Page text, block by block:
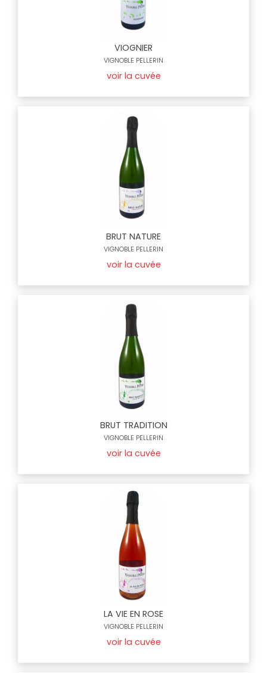
VIOGNIER
VIGNOBLE PELLERIN
voir la cuvée
BRUT NATURE
VIGNOBLE PELLERIN
voir la cuvée
BRUT TRADITION
VIGNOBLE PELLERIN
voir la cuvée
LA VIE EN ROSE
VIGNOBLE PELLERIN
voir la cuvée